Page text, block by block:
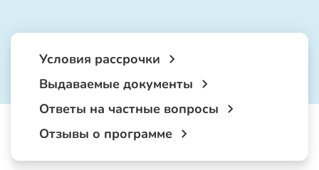
Условия рассрочки
Выдаваемые документы
Ответы на частные вопросы
Отзывы о программе